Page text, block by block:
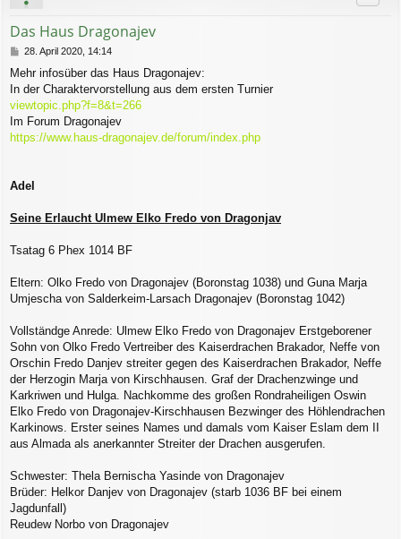
Das Haus Dragonajev
B
i
r
a
28. April 2020, 14:14
Mehr infosüber das Haus Dragonajev:
In der Charaktervorstellung aus dem ersten Turnier
viewtopic.php?f=8&t=266
Im Forum Dragonajev
https://www.haus-dragonajev.de/forum/index.php
Adel
Seine Erlaucht Ulmew Elko Fredo von Dragonjav
Tsatag 6 Phex 1014 BF
Eltern: Olko Fredo von Dragonajev (Boronstag 1038) und Guna Marja
Umjescha von Salderkeim-Larsach Dragonajev (Boronstag 1042)
Vollständge Anrede: Ulmew Elko Fredo von Dragonajev Erstgeborener
Sohn von Olko Fredo Vertreiber des Kaiserdrachen Brakador, Neffe von
Orschin Fredo Danjev streiter gegen des Kaiserdrachen Brakador, Neffe
der Herzogin Marja von Kirschhausen. Graf der Drachenzwinge und
Karkriwen und Hulga. Nachkomme des großen Rondraheiligen Oswin
Elko Fredo von Dragonajev-Kirschhausen Bezwinger des Höhlendrachen
Karkinows. Erster seines Names und damals vom Kaiser Eslam dem II
aus Almada als anerkannter Streiter der Drachen ausgerufen.
Schwester: Thela Bernischa Yasinde von Dragonajev
Brüder: Helkor Danjev von Dragonajev (starb 1036 BF bei einem
Jagdunfall)
Reudew Norbo von Dragonajev